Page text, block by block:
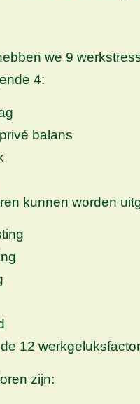
we 9
4:
balans
kunnen worden
12
zijn: